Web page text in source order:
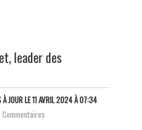
leader des
JOUR LE 11 AVRIL 2024 À 07:34
Commentaires